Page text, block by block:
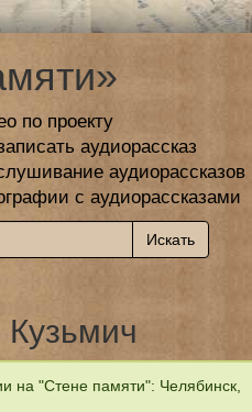
по проекту
аудиорассказ
аудиорассказов
с аудиорассказами
на "Стене памяти": Челябинск,